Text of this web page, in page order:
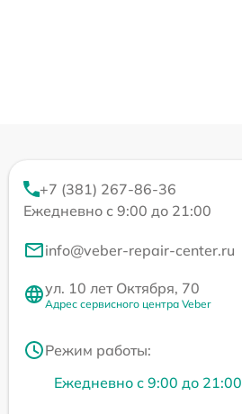
+7 (381) 267-86-36
Ежедневно с 9:00 до 21:00
info@veber-repair-center.ru
ул. 10 лет Октября, 70
Адрес сервисного центра Veber
Режим работы:
Ежедневно с 9:00 до 21:00